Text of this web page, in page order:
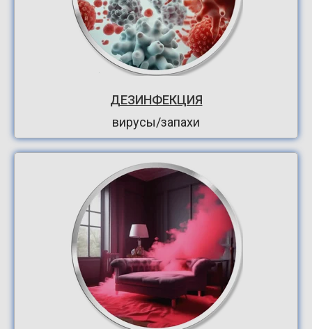
ДЕЗИНФЕКЦИЯ
вирусы/запахи